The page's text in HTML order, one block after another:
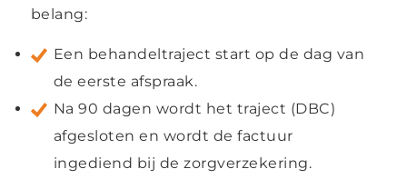
belang:
Een behandeltraject start op de dag van
de eerste afspraak.
Na 90 dagen wordt het traject (DBC)
afgesloten en wordt de factuur
ingediend bij de zorgverzekering.